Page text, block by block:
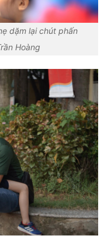
dặm lại chút phấn
Hoàng